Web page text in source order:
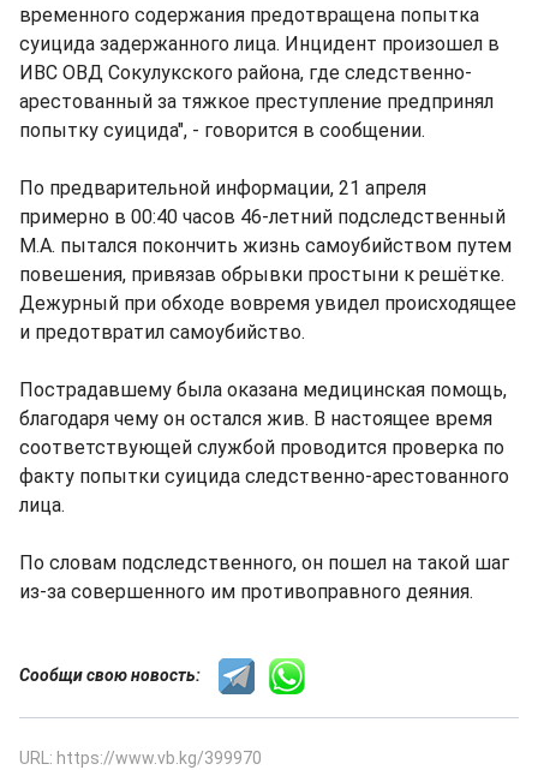
временного содержания предотвращена попытка
суицида задержанного лица. Инцидент произошел в
ИВС ОВД Сокулукского района, где следственно-
арестованный за тяжкое преступление предпринял
попытку суицида", - говорится в сообщении.
По предварительной информации, 21 апреля
примерно в 00:40 часов 46-летний подследственный
М.А. пытался покончить жизнь самоубийством путем
повешения, привязав обрывки простыни к решётке.
Дежурный при обходе вовремя увидел происходящее
и предотвратил самоубийство.
Пострадавшему была оказана медицинская помощь,
благодаря чему он остался жив. В настоящее время
соответствующей службой проводится проверка по
факту попытки суицида следственно-арестованного
лица.
По словам подследственного, он пошел на такой шаг
из-за совершенного им противоправного деяния.
Сообщи свою новость:
URL: https://www.vb.kg/399970